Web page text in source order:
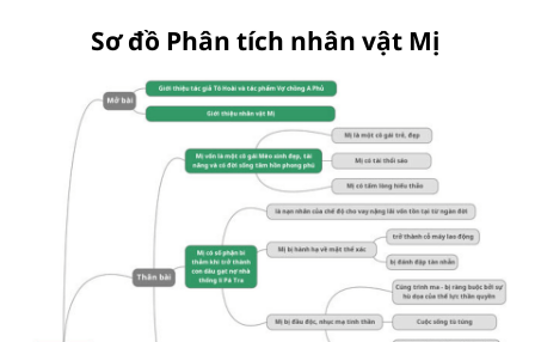
Sơ đồ Phân tích nhân vật Mị